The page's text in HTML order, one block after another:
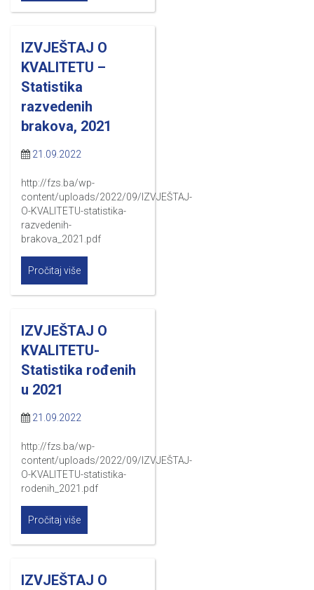
IZVJEŠTAJ O
KVALITETU –
Statistika
razvedenih
brakova, 2021
21.09.2022
http://fzs.ba/wp-
content/uploads/2022/09/IZVJEŠTAJ-
O-KVALITETU-statistika-
razvedenih-
brakova_2021.pdf
Pročitaj više
IZVJEŠTAJ O
KVALITETU-
Statistika rođenih
u 2021
21.09.2022
http://fzs.ba/wp-
content/uploads/2022/09/IZVJEŠTAJ-
O-KVALITETU-statistika-
rodenih_2021.pdf
Pročitaj više
IZVJEŠTAJ O